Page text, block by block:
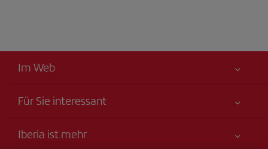
Im Web
Für Sie interessant
Erklärung zur Barrierefreiheit
Iberia ist mehr